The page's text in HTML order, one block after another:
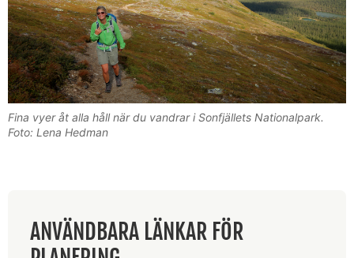
Fina vyer åt alla håll när du vandrar i Sonfjällets Nationalpark.
Foto: Lena Hedman
ANVÄNDBARA LÄNKAR FÖR